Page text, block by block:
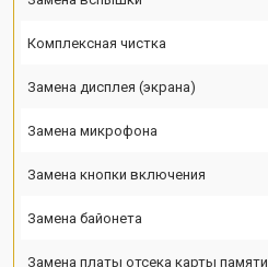
Комплексная чистка
Замена дисплея (экрана)
Замена микрофона
Замена кнопки включения
Замена байонета
Замена платы отсека карты памяти